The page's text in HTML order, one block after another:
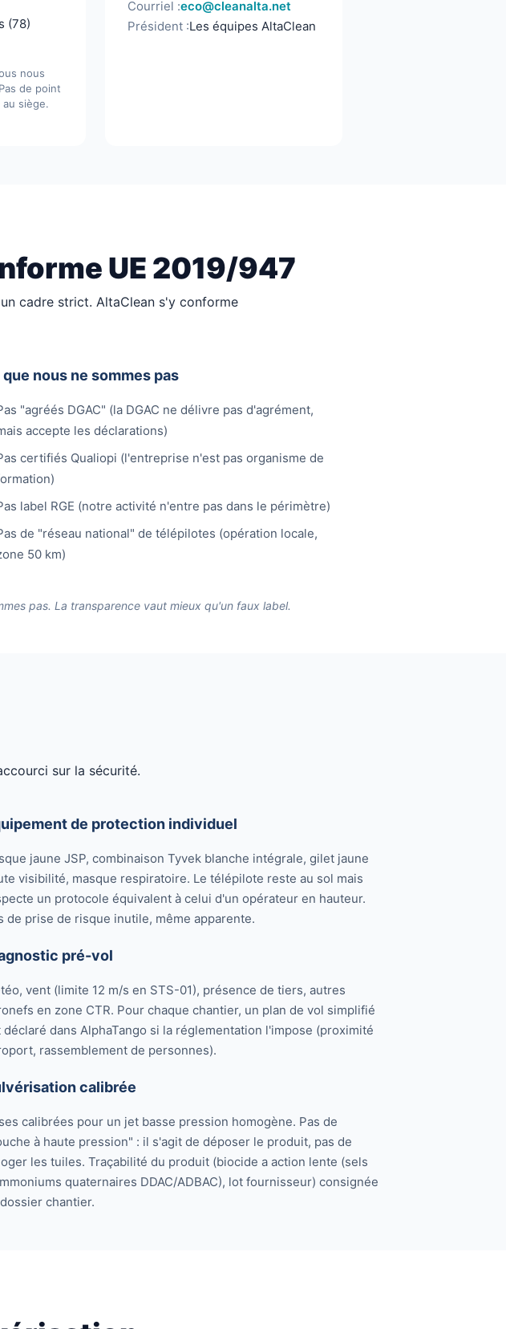
(78)
nous
de point
siège.
Courriel :eco@cleanalta.net
Président :Les équipes AltaClean
UE 2019/947
cadre strict. AltaClean s'y conforme
que nous ne sommes pas
"agréés DGAC" (la DGAC ne délivre pas d'agrément,
accepte les déclarations)
certifiés Qualiopi (l'entreprise n'est pas organisme de
label RGE (notre activité n'entre pas dans le périmètre)
de "réseau national" de télépilotes (opération locale,
50 km)
pas. La transparence vaut mieux qu'un faux label.
sur la sécurité.
de protection individuel
jaune JSP, combinaison Tyvek blanche intégrale, gilet jaune
visibilité, masque respiratoire. Le télépilote reste au sol mais
un protocole équivalent à celui d'un opérateur en hauteur.
de prise de risque inutile, même apparente.
pré-vol
vent (limite 12 m/s en STS-01), présence de tiers, autres
en zone CTR. Pour chaque chantier, un plan de vol simplifié
déclaré dans AlphaTango si la réglementation l'impose (proximité
rassemblement de personnes).
calibrée
calibrées pour un jet basse pression homogène. Pas de
à haute pression" : il s'agit de déposer le produit, pas de
les tuiles. Traçabilité du produit (biocide a action lente (sels
quaternaires DDAC/ADBAC), lot fournisseur) consignée
chantier.